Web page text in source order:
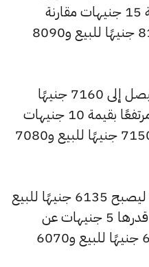
جنيهًا للشراء، بعد زيادة بقيمة 15 جنيهات مقارنة
بالسعر السابق الذي بلغ 8170 جنيهًا للبيع و8090
وسجل سعر عيار 21 ارتفاعًا ليصل إلى 7160 جنيهًا
للبيع و7090 جنيهًا للشراء، مرتفعًا بقيمة 10 جنيهات
عن السعر السابق الذي كان 7150 جنيهًا للبيع و7080
كما شهد سعر عيار 18 ارتفاعًا ليصبح 6135 جنيهًا للبيع
و6075 جنيهًا للشراء، بزيادة قدرها 5 جنيهات عن
السعر السابق الذي بلغ 6130 جنيهًا للبيع و6070